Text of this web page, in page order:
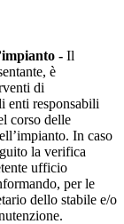
- Il
è
di
enti responsabili
corso delle
In caso
la verifica
ufficio
per le
dello stabile e/o